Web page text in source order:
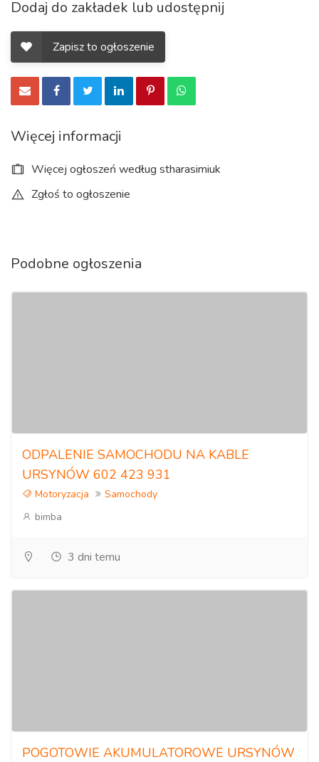
Dodaj do zakładek lub udostępnij
Zapisz to ogłoszenie
Więcej informacji
Więcej ogłoszeń według stharasimiuk
Zgłoś to ogłoszenie
Podobne ogłoszenia
ODPALENIE SAMOCHODU NA KABLE
URSYNÓW 602 423 931
Motoryzacja
Samochody
bimba
3 dni temu
POGOTOWIE AKUMULATOROWE URSYNÓW